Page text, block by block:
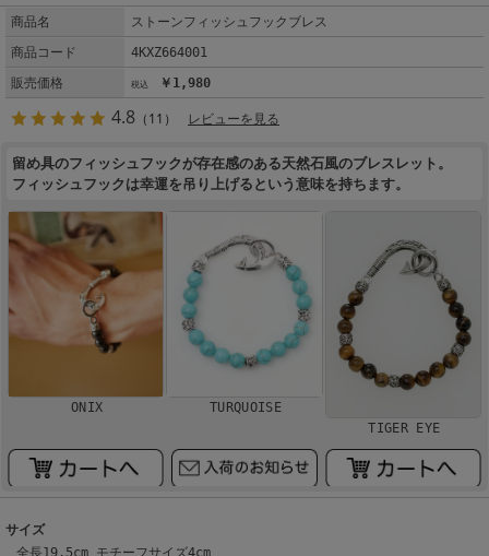
商品名
ストーンフィッシュフックブレス
商品コード
4KXZ664001
販売価格
￥1,980
4.8 （11） レビューを見る
留め具のフィッシュフックが存在感のある天然石風のブレスレット。
フィッシュフックは幸運を吊り上げるという意味を持ちます。
ONIX
TURQUOISE
TIGER EYE
サイズ